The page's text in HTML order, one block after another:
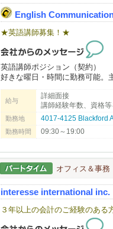
English
★英語講師募集！★
英語講師ポジション（契約）
好きな曜日・時間に勤務可能。
好きな方、長期または夏の間の
日本から来て間もないご家族
ています。きめ細かいサービ
労働許可。資格や経験がない
English Communication Service
給与
詳細面接
講師経験年数、資格等
勤務地 4017-4125 Blackford
勤務時間 09:30～19:00
オフィス＆事務
interesse international inc.
３年以上の会計のご経験のある